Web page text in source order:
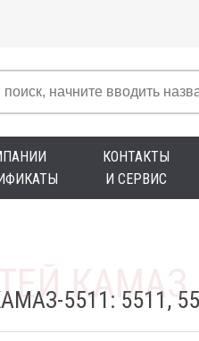
КОНТАКТЫ
И СЕРВИС
5511: 5511,